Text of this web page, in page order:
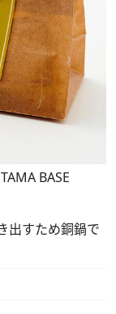
BASE
出すため銅鍋で